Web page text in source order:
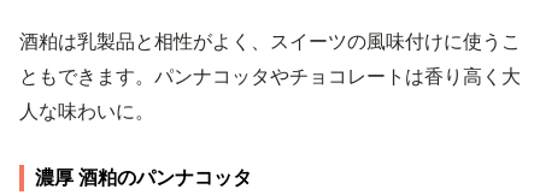
酒粕は乳製品と相性がよく、スイーツの風味付けに使うこ
ともできます。パンナコッタやチョコレートは香り高く大
人な味わいに。
濃厚 酒粕のパンナコッタ